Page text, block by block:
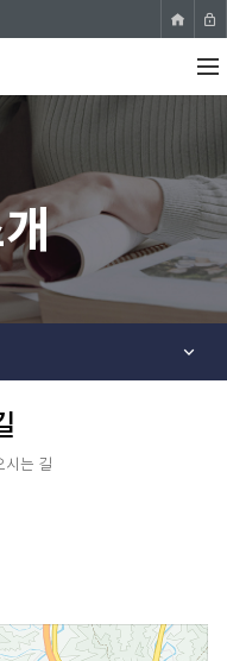
메뉴
시는 길